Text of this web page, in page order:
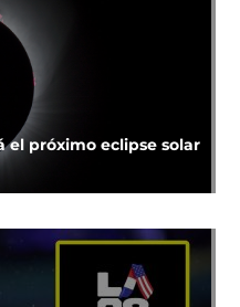
el próximo eclipse solar